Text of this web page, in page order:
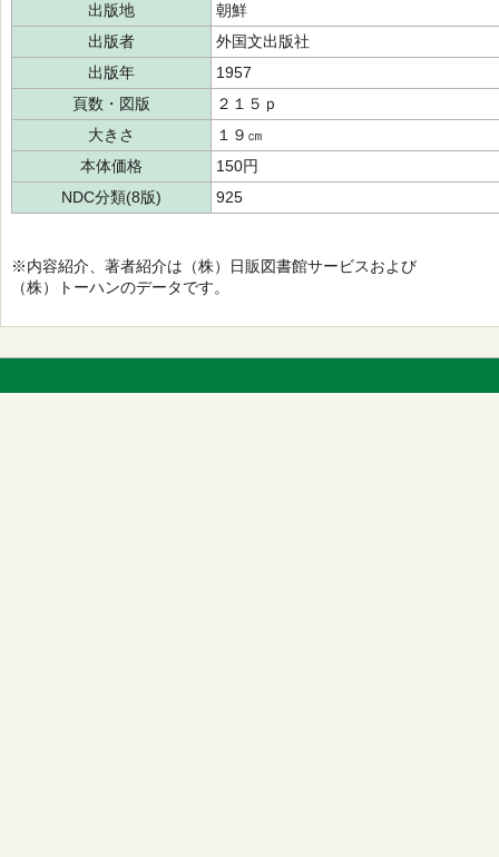
出版地
朝鮮
出版者
外国文出版社
出版年
1957
頁数・図版
２１５ｐ
大きさ
１９㎝
本体価格
150円
NDC分類(8版)
925
※内容紹介、著者紹介は（株）日販図書館サービスおよび
（株）トーハンのデータです。